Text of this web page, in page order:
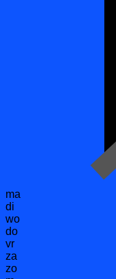
ma
di
wo
do
vr
za
zo